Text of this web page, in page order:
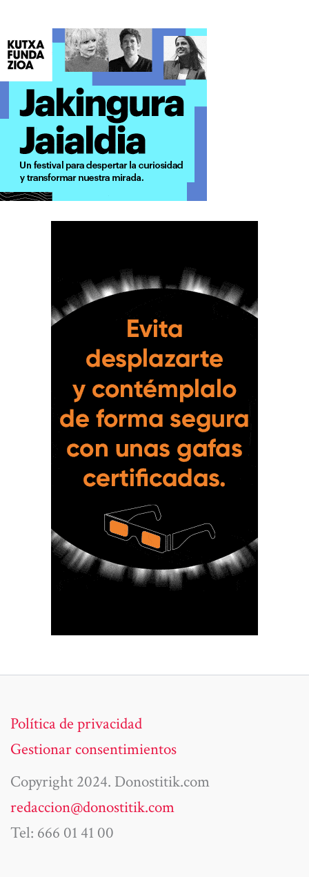
Política de privacidad
Gestionar consentimientos
Copyright 2024. Donostitik.com
redaccion@donostitik.com
Tel: 666 01 41 00